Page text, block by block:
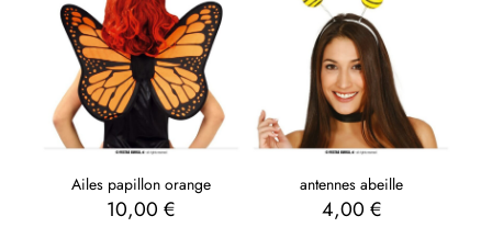
Ailes papillon orange
10,00€
antennes abeille
4,00 €